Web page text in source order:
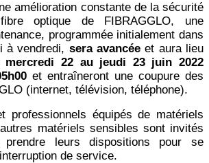
amélioration constante de la sécurité
optique de FIBRAGGLO, une
programmée initialement dans
à vendredi, sera avancéeet aura lieu
22 au jeudi 23 juin 2022
et entraîneront une coupure des
(internet, télévision, téléphone).
professionnels équipés de matériels
matériels sensibles sont invités
leurs dispositions pour se
de service.